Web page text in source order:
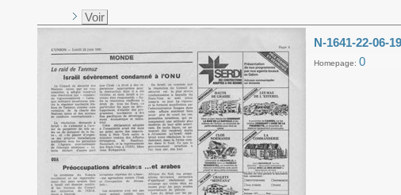
Voir
N-1641-22-06-
Homepage: 0